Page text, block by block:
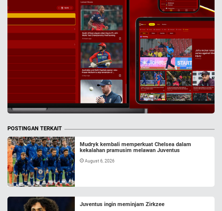
POSTINGAN TERKAIT
Mudryk kembali memperkuat Chelsea dalam
kekalahan pramusim melawan Juventus
August 6, 2026
Juventus ingin meminjam Zirkzee